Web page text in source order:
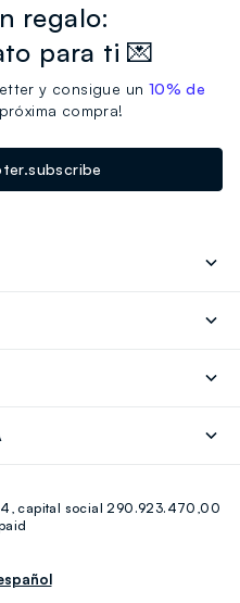
regalo:
para ti 💌
y consigue un 10% de
compra!
Linkedin
capital social 290.923.470,00